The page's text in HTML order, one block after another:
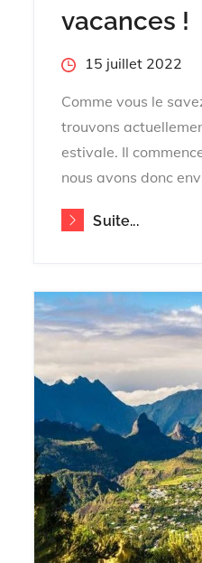
vacances !
Posted15 juillet 2022
Comme vous le
trouvons
estivale. Il
nous avons donc
Suite...